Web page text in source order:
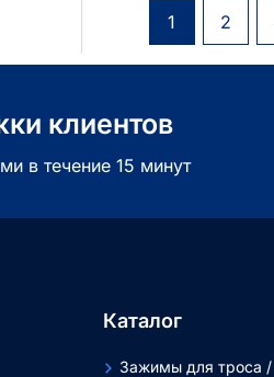
1 2
клиентов
в течение 15 минут
Каталог
Зажимы для троса